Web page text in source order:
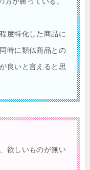
度特化した商品に
時に類似商品との
良いと言えると思
欲しいものが無い